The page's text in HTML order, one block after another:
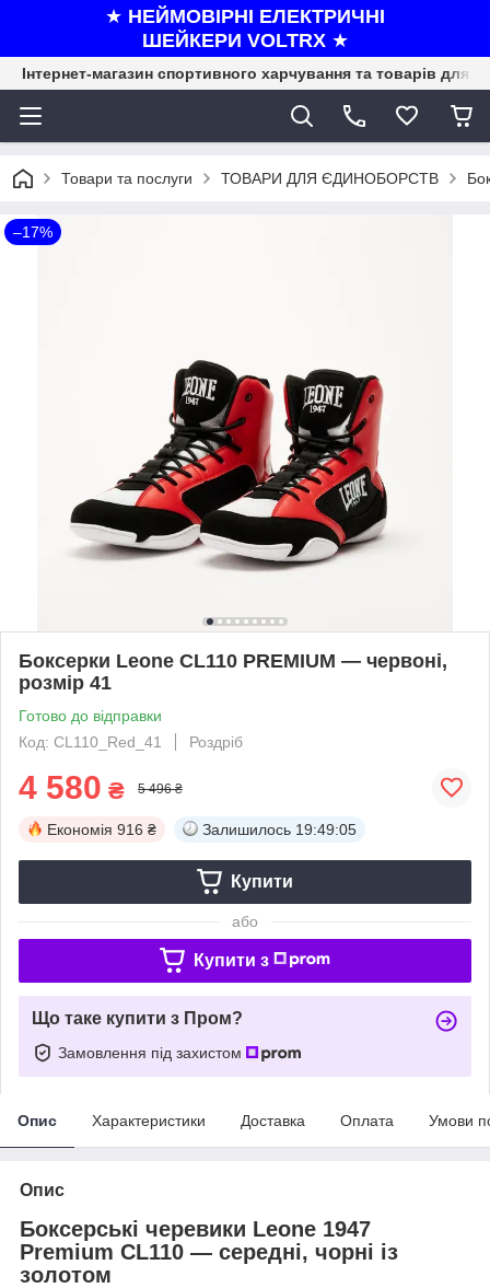
★ НЕЙМОВІРНІ ЕЛЕКТРИЧНІ
ШЕЙКЕРИ VOLTRX ★
Інтернет-магазин спортивного харчування та товарів для
Товари та послуги ТОВАРИ ДЛЯ ЄДИНОБОРСТВ
–17%
Боксерки Leone CL110 PREMIUM — червоні,
розмір 41
Готово до відправки
Код: CL110_Red_41
Роздріб
4 580 ₴ 5 496 ₴
Економія 916 ₴ Залишилось 19:49:05
Купити
або
Купити з
Що таке купити з Пром?
Замовлення під захистом
Опис Характеристики Доставка Оплата Умови
Опис
Боксерські черевики Leone 1947
Premium CL110 — середні, чорні із
золотом